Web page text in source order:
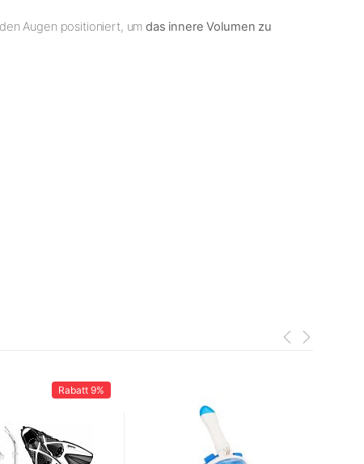
Augen positioniert, umdas innere Volumen zu
Rabatt 9%